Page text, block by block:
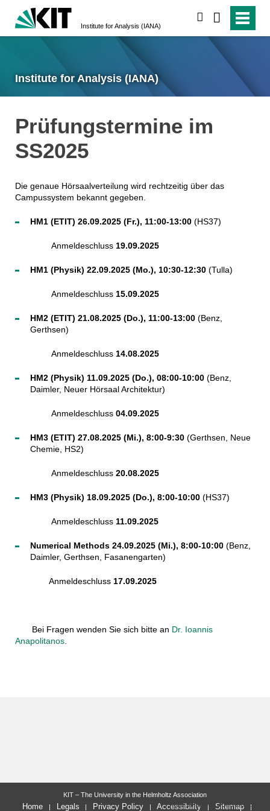
Institute for Analysis (IANA)
Institute for Analysis (IANA)
Prüfungstermine im
SS2025
Die genaue Hörsaalverteilung wird rechtzeitig über das
Campussystem bekannt gegeben.
HM1 (ETIT) 26.09.2025 (Fr.), 11:00-13:00(HS37)
Anmeldeschluss 19.09.2025
HM1 (Physik) 22.09.2025 (Mo.), 10:30-12:30(Tulla)
Anmeldeschluss 15.09.2025
HM2 (ETIT) 21.08.2025 (Do.), 11:00-13:00(Benz,
Gerthsen)
Anmeldeschluss 14.08.2025
HM2 (Physik) 11.09.2025 (Do.), 08:00-10:00(Benz,
Daimler, Neuer Hörsaal Architektur)
Anmeldeschluss 04.09.2025
HM3 (ETIT) 27.08.2025 (Mi.), 8:00-9:30(Gerthsen, Neue
Chemie, HS2)
Anmeldeschluss 20.08.2025
HM3 (Physik) 18.09.2025 (Do.), 8:00-10:00(HS37)
Anmeldeschluss 11.09.2025
Numerical Methods 24.09.2025 (Mi.), 8:00-10:00(Benz,
Daimler, Gerthsen, Fasanengarten)
Anmeldeschluss 17.09.2025
Bei Fragen wenden Sie sich bitte an Dr. Ioannis
Anapolitanos.
last change: 2025-08-14
KIT – The University in the Helmholtz Association
Home Legals Privacy Policy Accessibility Sitemap